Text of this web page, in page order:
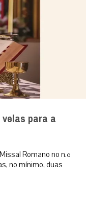
para a
Romano no n.º
no mínimo, duas